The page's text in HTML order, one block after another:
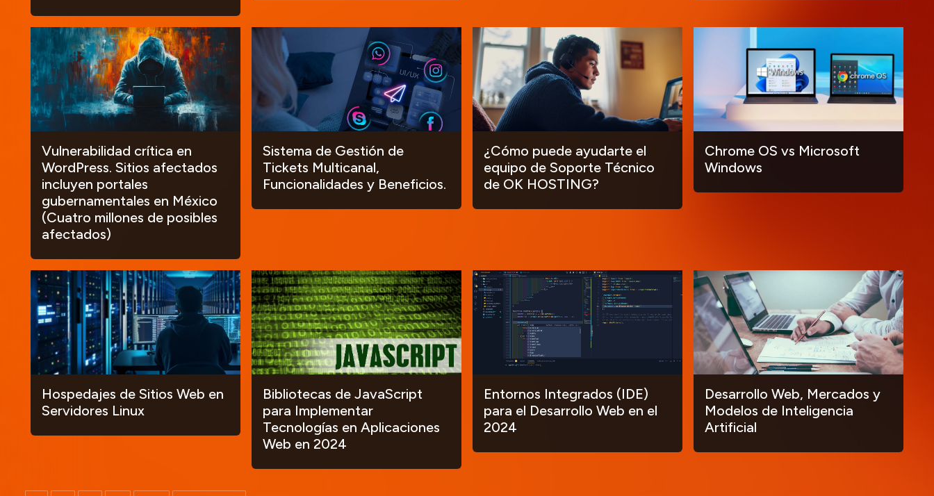
Vulnerabilidad crítica en
WordPress. Sitios afectados
incluyen portales
gubernamentales en México
(Cuatro millones de posibles
afectados)
Sistema de Gestión de
Tickets Multicanal,
Funcionalidades y Beneficios.
¿Cómo puede ayudarte el
equipo de Soporte Técnico
de OK HOSTING?
Chrome OS vs Microsoft
Windows
Hospedajes de Sitios Web en
Servidores Linux
Bibliotecas de JavaScript
para Implementar
Tecnologías en Aplicaciones
Web en 2024
Entornos Integrados (IDE)
para el Desarrollo Web en el
2024
Desarrollo Web, Mercados y
Modelos de Inteligencia
Artificial